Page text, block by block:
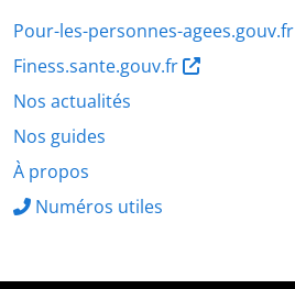
Pour-les-personnes-agees.gouv.fr
Finess.sante.gouv.fr
Nos actualités
Nos guides
À propos
Numéros utiles